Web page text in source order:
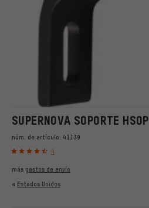
SUPERNOVA SOPORTE HSOP
núm. de artículo: 41139
4
más gastos de envío
a Estados Unidos